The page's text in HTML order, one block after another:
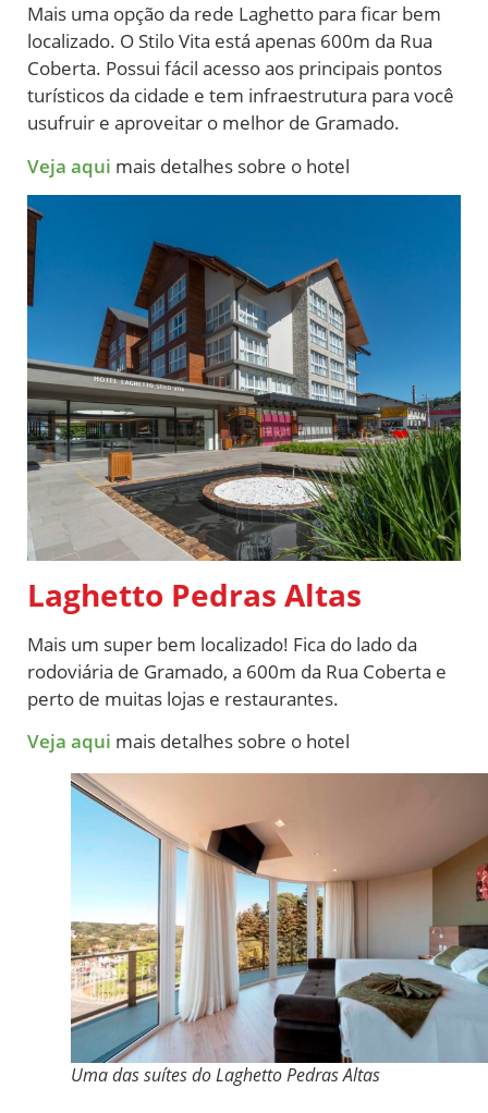
Mais uma opção da rede Laghetto para ficar bem
localizado. O Stilo Vita está apenas 600m da Rua
Coberta. Possui fácil acesso aos principais pontos
turísticos da cidade e tem infraestrutura para você
usufruir e aproveitar o melhor de Gramado.
Veja aqui mais detalhes sobre o hotel
Laghetto Pedras Altas
Mais um super bem localizado! Fica do lado da
rodoviária de Gramado, a 600m da Rua Coberta e
perto de muitas lojas e restaurantes.
Veja aqui mais detalhes sobre o hotel
Uma das suítes do Laghetto Pedras Altas